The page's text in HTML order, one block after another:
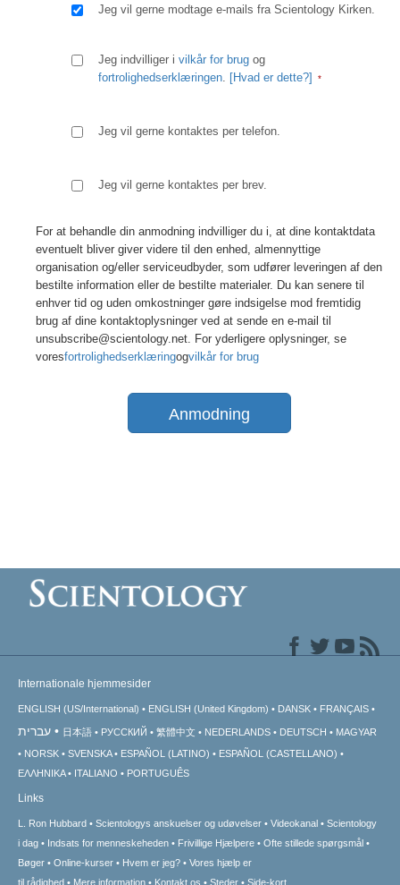
Jeg vil gerne modtage e-mails fra Scientology Kirken.
Jeg indvilliger i vilkår for brug og
fortrolighedserklæringen. [Hvad er dette?]
Jeg vil gerne kontaktes per telefon.
Jeg vil gerne kontaktes per brev.
For at behandle din anmodning indvilliger du i, at dine kontaktdata
eventuelt bliver giver videre til den enhed, almennyttige
organisation og/eller serviceudbyder, som udfører leveringen af den
bestilte information eller de bestilte materialer. Du kan senere til
enhver tid og uden omkostninger gøre indsigelse mod fremtidig
brug af dine kontaktoplysninger ved at sende en e-mail til
unsubscribe@scientology.net. For yderligere oplysninger, se
voresfortrolighedserklæringogvilkår for brug
Anmodning
Internationale hjemmesider
ENGLISH (US/International) ENGLISH (United Kingdom) DANSK FRANÇAIS
עברית 日本語 РУССКИЙ 繁體中文 NEDERLANDS DEUTSCH
MAGYAR
NORSK
SVENSKA ESPAÑOL (LATINO)
ESPAÑOL (CASTELLANO)
ΕΛΛΗΝΙΚA
ITALIANO PORTUGUÊS
Links
L. Ron Hubbard Scientologys anskuelser og udøvelser Videokanal
Scientology
i dag
Indsats for menneskeheden Frivillige Hjælpere
Ofte stillede spørgsmål
Bøger
Online-kurser Hvem er jeg?
Vores hjælp er
til rådighed
Mere information Kontakt os Steder Side-kort